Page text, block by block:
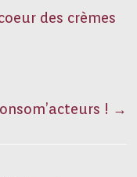
des crèmes
! →